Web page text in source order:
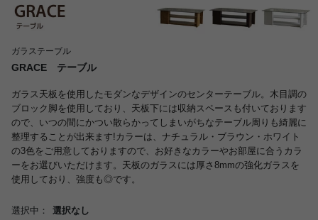
ガラステーブル
GRACE テーブル
ガラス天板を使用したモダンなデザインのセンターテーブル。木目調の
ブロック脚を使用しており、天板下には収納スペースも付いております
ので、いつの間にかつい散らかってしまいがちなテーブル周りも綺麗に
整理することが出来ます!カラーは、ナチュラル・ブラウン・ホワイト
の3色をご用意しておりますので、お好きなカラーやお部屋に合うカラ
ーをお選びいただけます。天板のガラスには厚さ8mmの強化ガラスを
使用しており、強度も◎です。
選択中： 選択なし